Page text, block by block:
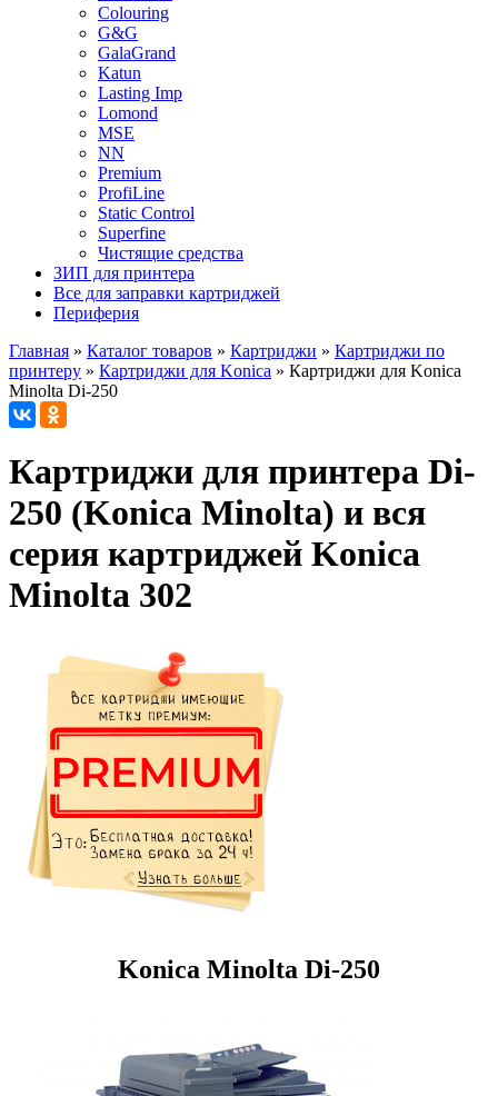
Colouring
G&G
GalaGrand
Katun
Lasting Imp
Lomond
MSE
NN
Premium
ProfiLine
Static Control
Superfine
Чистящие средства
ЗИП для принтера
Все для заправки картриджей
Периферия
Главная » Каталог товаров » Картриджи » Картриджи по
принтеру » Картриджи для Konica » Картриджи для Konica
Minolta Di-250
Картриджи для принтера Di-
250 (Konica Minolta) и вся
серия картриджей Konica
Minolta 302
Konica Minolta Di-250